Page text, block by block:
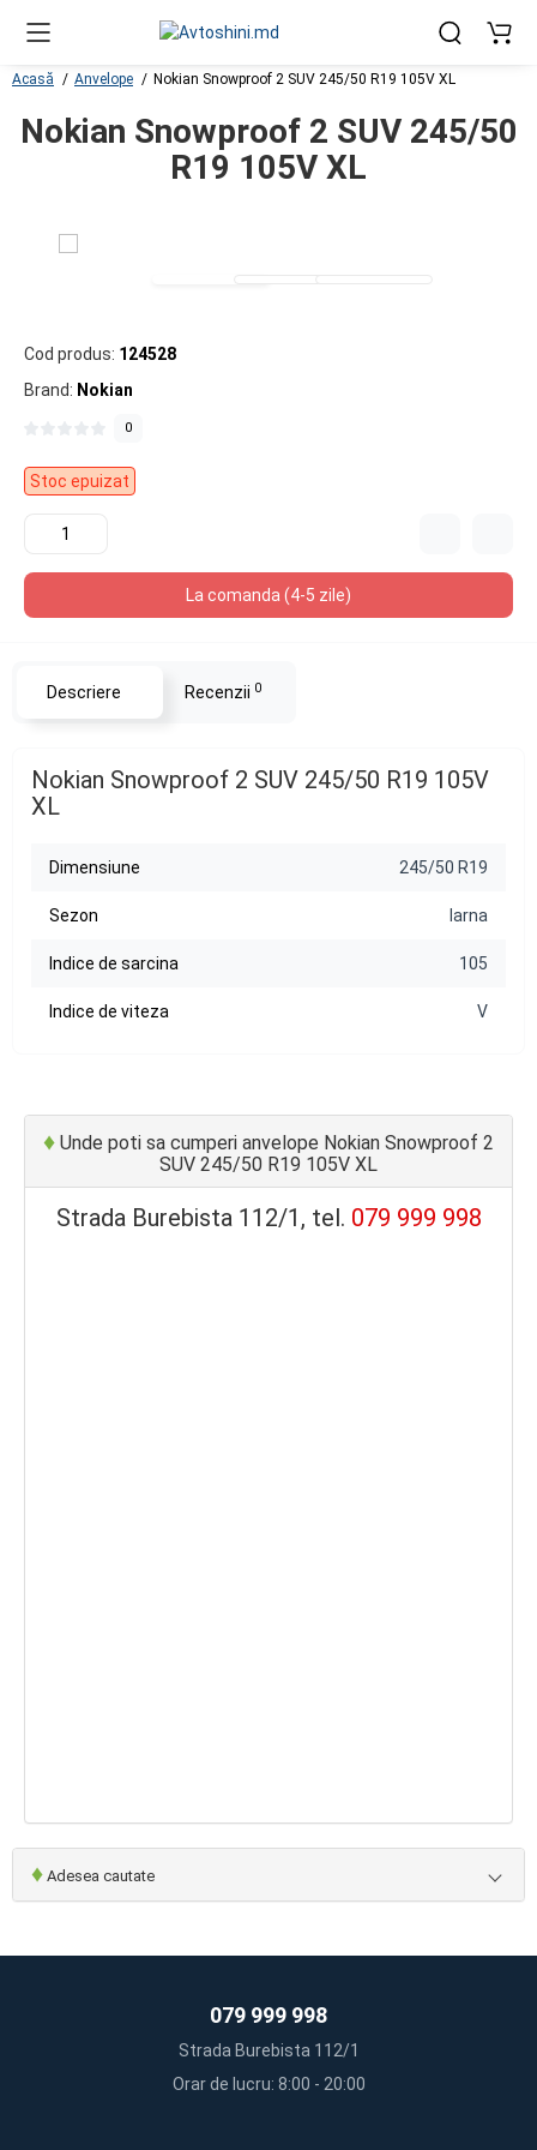
Acasă Anvelope Nokian Snowproof 2 SUV 245/50 R19 105V XL
Nokian Snowproof 2 SUV 245/50
R19 105V XL
Cod produs: 124528
Brand: Nokian
0
Stoc epuizat
La comanda (4-5 zile)
Descriere Recenzii 0
Nokian Snowproof 2 SUV 245/50 R19 105V
XL
Dimensiune 245/50 R19
Sezon Iarna
Indice de sarcina 105
Indice de viteza V
♦ Unde poti sa cumperi anvelope Nokian Snowproof 2
SUV 245/50 R19 105V XL
Strada Burebista 112/1, tel. 079 999 998
♦ Adesea cautate
079 999 998
Strada Burebista 112/1
Orar de lucru: 8:00 - 20:00